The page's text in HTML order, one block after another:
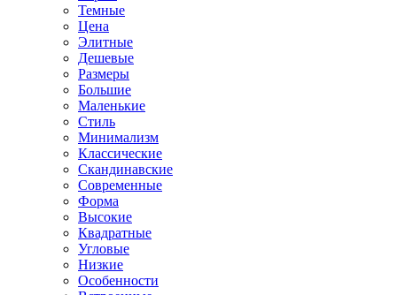
Темные
Цена
Элитные
Дешевые
Размеры
Большие
Маленькие
Стиль
Минимализм
Классические
Скандинавские
Современные
Форма
Высокие
Квадратные
Угловые
Низкие
Особенности